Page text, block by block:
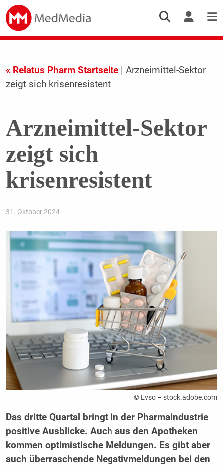
« Relatus Pharm Startseite| Arzneimittel-Sektor
zeigt sich krisenresistent
Arzneimittel-Sektor
zeigt sich
krisenresistent
31. Oktober 2024
© Evso – stock.adobe.com
Das dritte Quartal bringt in der Pharmaindustrie
positive Ausblicke. Auch aus den Apotheken
kommen optimistische Meldungen. Es gibt aber
auch überraschende Negativmeldungen bei den